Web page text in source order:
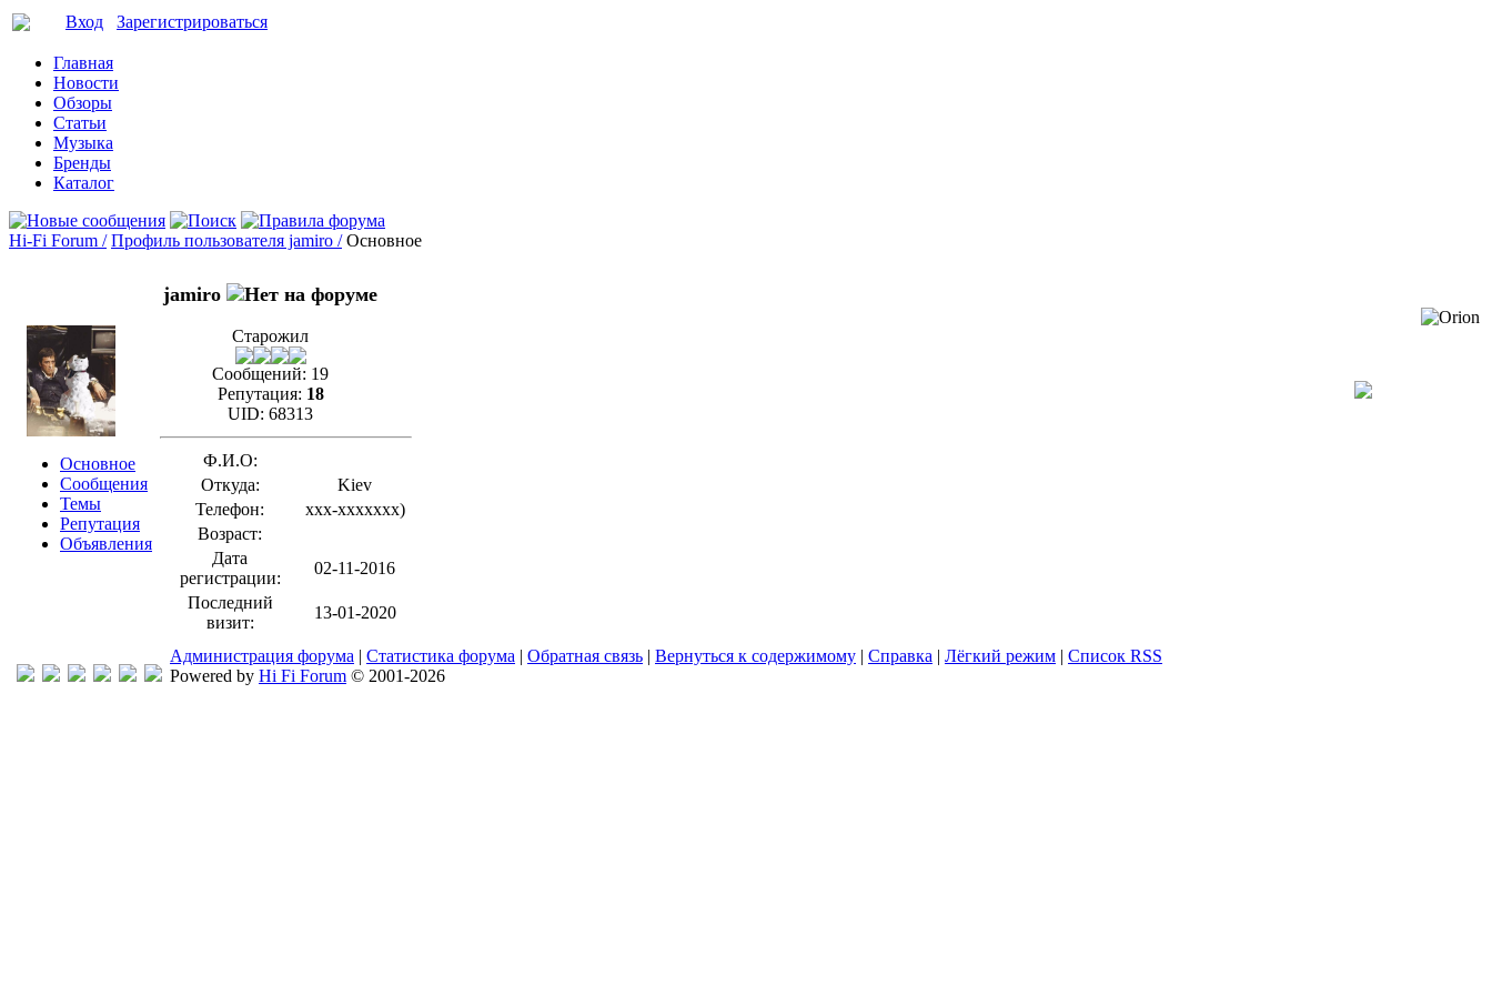
Вход Зарегистрироваться
Главная
Новости
Обзоры
Статьи
Музыка
Бренды
Каталог
Hi-Fi Forum / Профиль пользователя jamiro / Основное
Основное
Сообщения
Темы
Репутация
Объявления
jamiro
Старожил
Сообщений: 19
Репутация: 18
UID: 68313
Ф.И.О:
Откуда:
Kiev
Телефон:
xxx-xxxxxxx)
Возраст:
Дата
регистрации:
02-11-2016
Последний
визит:
13-01-2020
Администрация форума | Статистика форума | Обратная связь | Вернуться к содержимому | Справка | Лёгкий режим | Список RSS
Powered by Hi Fi Forum © 2001-2026